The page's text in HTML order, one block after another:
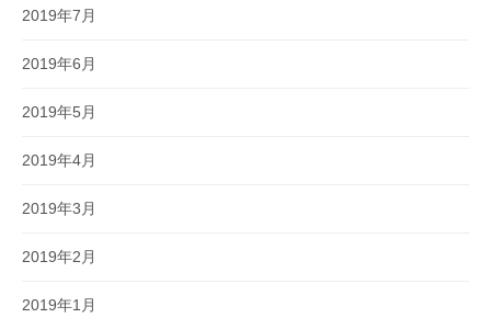
2019年7月
2019年6月
2019年5月
2019年4月
2019年3月
2019年2月
2019年1月